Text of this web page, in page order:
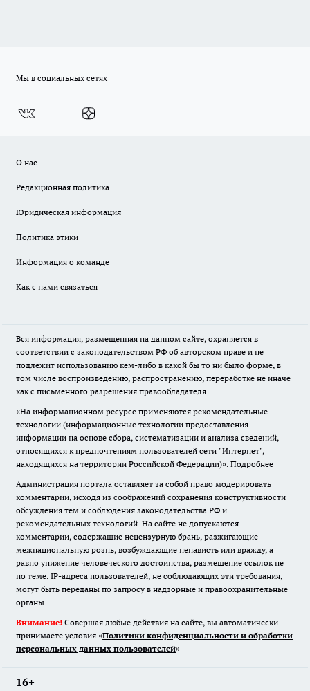
Мы в социальных сетях
О нас
Редакционная политика
Юридическая информация
Политика этики
Информация о команде
Как с нами связаться
Вся информация, размещенная на данном сайте, охраняется в
соответствии с законодательством РФ об авторском праве и не
подлежит использованию кем-либо в какой бы то ни было форме, в
том числе воспроизведению, распространению, переработке не иначе
как с письменного разрешения правообладателя.
«На информационном ресурсе применяются рекомендательные
технологии (информационные технологии предоставления
информации на основе сбора, систематизации и анализа сведений,
относящихся к предпочтениям пользователей сети "Интернет",
находящихся на территории Российской Федерации)». Подробнее
Администрация портала оставляет за собой право модерировать
комментарии, исходя из соображений сохранения конструктивности
обсуждения тем и соблюдения законодательства РФ и
рекомендательных технологий. На сайте не допускаются
комментарии, содержащие нецензурную брань, разжигающие
межнациональную рознь, возбуждающие ненависть или вражду, а
равно унижение человеческого достоинства, размещение ссылок не
по теме. IP-адреса пользователей, не соблюдающих эти требования,
могут быть переданы по запросу в надзорные и правоохранительные
органы.
Внимание! Совершая любые действия на сайте, вы автоматически
принимаете условия «Политики конфиденциальности и обработки
персональных данных пользователей»
16+